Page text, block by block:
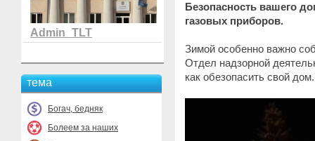
Admin_TLT
тема
Богач, бедняк
Болеем за наших
Безопасность вашего
газовых приборов.
Зимой особенно важно
Отдел надзорной
как обезопасить свой дом.